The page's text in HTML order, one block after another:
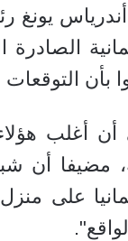
يونغ
الصادرة
بأن
أن أغلب
مضيفا أن